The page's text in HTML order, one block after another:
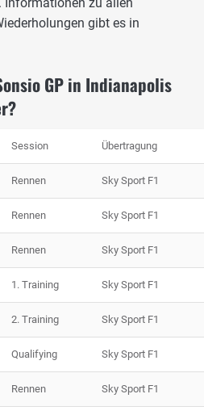
Informationen zu allen
gibt es in
GP in Indianapolis
Session Übertragung
Rennen Sky Sport F1
Rennen Sky Sport F1
Rennen Sky Sport F1
1. Training Sky Sport F1
2. Training Sky Sport F1
Qualifying Sky Sport F1
Rennen Sky Sport F1